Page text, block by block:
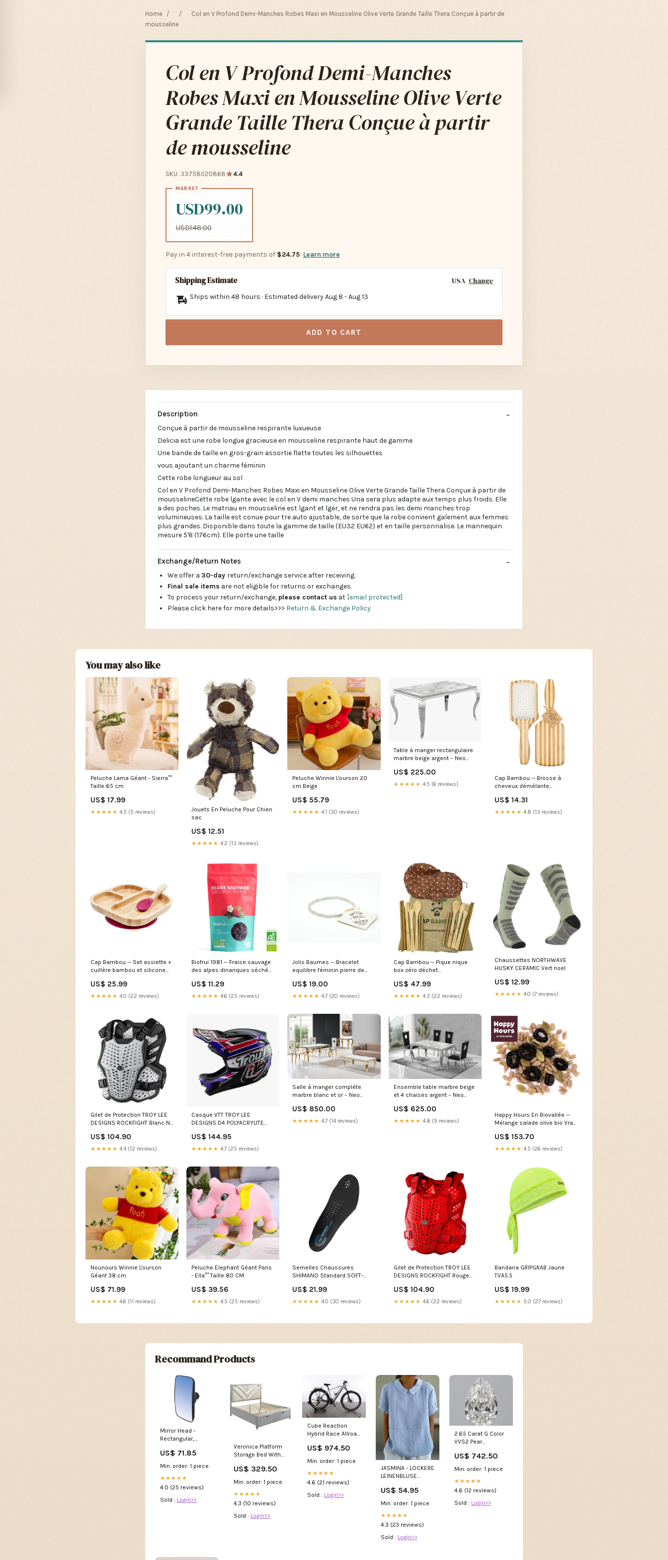
Home / /
Col en V Profond Demi-Manches Robes Maxi en Mousseline Olive Verte Grande Taille Thera Conçue à partir de
mousseline
Col en V Profond Demi-Manches
Robes Maxi en Mousseline Olive Verte
Grande Taille Thera Conçue à partir
de mousseline
SKU: 33758020868 4.4
USD99.00
USD148.00
Pay in 4 interest-free payments of $24.75 Learn more
Shipping Estimate USA Change
Ships within 48 hours · Estimated deliveryAug 8 -Aug 13
ADD TO CART
Description
Conçue à partir de mousseline respirante luxueuse
Delicia est une robe longue gracieuse en mousseline respirante haut de gamme
Une bande de taille en gros-grain assortie flatte toutes les silhouettes
vous ajoutant un charme féminin
Cette robe longueur au sol
Col en V Profond Demi-Manches Robes Maxi en Mousseline Olive Verte Grande Taille Thera Conçue à partir de
mousselineCette robe lgante avec le col en V demi manches Una sera plus adapte aux temps plus froids. Elle
a des poches. Le matriau en mousseline est lgant et lger, et ne rendra pas les demi manches trop
volumineuses. La taille est conue pour tre auto ajustable, de sorte que la robe convient galement aux femmes
plus grandes. Disponible dans toute la gamme de taille (EU32 EU62) et en taille personnalise. Le mannequin
mesure 5'8 (176cm). Elle porte une taille
Exchange/Return Notes
We offer a 30-day return/exchange service after receiving.
Final sale items are not eligible for returns or exchanges.
To process your return/exchange, please contact us at [email protected]
Please click here for more details>>> Return & Exchange Policy
You may also like
Peluche Lama Géant - Sierra™
Taille:65 cm
US$ 17.99
★★★★★ 4.5 (5 reviews)
Jouets En Peluche Pour Chien
sac
US$ 12.51
★★★★★ 4.2 (13 reviews)
Peluche Winnie L'ourson 20
cm Beige
US$ 55.79
★★★★★ 4.1 (30 reviews)
Table à manger rectangulaire
marbre beige argent – Neo
votre table ::Table à manger
180 x 90 cm – 6 à 8 pers.
US$ 225.00
★★★★★ 4.5 (6 reviews)
Cap Bambou -- Brosse à
cheveux démélante
US$ 14.31
★★★★★ 4.8 (13 reviews)
Cap Bambou -- Set assiette +
cuillère bambou et silicone
hub_ep_id@12698
US$ 25.99
★★★★★ 4.0 (22 reviews)
Biofrui 1981 -- Fraise sauvage
des alpes dinariques séchée
US$ 11.29
★★★★★ 4.6 (25 reviews)
Jolis Baumes -- Bracelet
equilibre féminin pierre de
US$ 19.00
★★★★★ 4.7 (20 reviews)
Cap Bambou -- Pique nique
box zéro déchet
US$ 47.99
★★★★★ 4.3 (22 reviews)
Chaussettes NORTHWAVE
HUSKY CERAMIC Vert noel
US$ 12.99
★★★★★ 4.0 (7 reviews)
Gilet de Protection TROY LEE
DESIGNS ROCKFIGHT Blanc No
US$ 104.90
★★★★★ 4.4 (12 reviews)
Casque VTT TROY LEE
DESIGNS D4 POLYACRYLITE
US$ 144.95
★★★★★ 4.7 (25 reviews)
Salle à manger complète
marbre blanc et or – Neo
gris
US$ 850.00
★★★★★ 4.7 (14 reviews)
Ensemble table marbre beige
et 4 chaises argent – Neo
siège:Velours noir
US$ 625.00
★★★★★ 4.8 (9 reviews)
Happy Hours En Biovallée --
Mélange salade olive bio Vrac
US$ 153.70
★★★★★ 4.5 (26 reviews)
Nounours Winnie L'ourson
Géant 38 cm
US$ 71.99
★★★★★ 4.6 (11 reviews)
Peluche Elephant Géant Paris
- Ella™ Taille:80 CM
US$ 39.56
★★★★★ 4.5 (25 reviews)
Semelles Chaussures
SHIMANO Standard SOFT-
US$ 21.99
★★★★★ 4.0 (30 reviews)
Gilet de Protection TROY LEE
DESIGNS ROCKFIGHT Rouge
US$ 104.90
★★★★★ 4.6 (22 reviews)
Bandana GRIPGRAB Jaune
TVA5.5
US$ 19.99
★★★★★ 5.0 (27 reviews)
Recommand Products
Mirror Head -
Rectangular,
MM, - Sparex Part
S.163217 ford---
new-holland-t7-175-
brazilian-
esi6942984
US$ 71.85
Min. order: 1 piece
★★★★★
4.0 (25 reviews)
Sold : Login>>
Veronica Platform
Storage Bed With
Headboard Light
Silver Size:Eastern
US$ 329.50
Min. order: 1 piece
★★★★★
4.3 (10 reviews)
Sold : Login>>
Cube Reaction
Hybrid Race Allroad
Charger GT Touring
US$ 974.50
Min. order: 1 piece
★★★★★
4.6 (21 reviews)
Sold : Login>>
JASMINA - LOCKERE
LEINENBLUSE
US$ 54.95
Min. order: 1 piece
★★★★★
4.3 (23 reviews)
Sold : Login>>
2.65 Carat G Color
VVS2 Pear
US$ 742.50
Min. order: 1 piece
★★★★★
4.6 (12 reviews)
Sold : Login>>